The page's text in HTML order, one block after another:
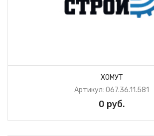
ХОМУТ
Артикул: 067.36.11.581
0 руб.